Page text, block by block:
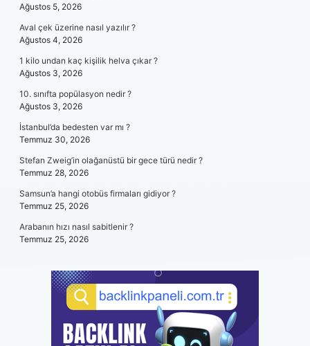
Ağustos 5, 2026
Aval çek üzerine nasıl yazılır ?
Ağustos 4, 2026
1 kilo undan kaç kişilik helva çıkar ?
Ağustos 3, 2026
10. sınıfta popülasyon nedir ?
Ağustos 3, 2026
İstanbul’da bedesten var mı ?
Temmuz 30, 2026
Stefan Zweig’in olağanüstü bir gece türü nedir ?
Temmuz 28, 2026
Samsun’a hangi otobüs firmaları gidiyor ?
Temmuz 25, 2026
Arabanın hızı nasıl sabitlenir ?
Temmuz 25, 2026